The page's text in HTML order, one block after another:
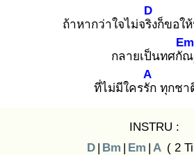
ถ้าหากว่าใจไม่จริง
D
ก็ขอใ
กลายเป็นทศกัณ
Em
ที่ไม่มีใครรัก
A
ทุกชา
INSTRU :
D | Bm | Em | A ( 2